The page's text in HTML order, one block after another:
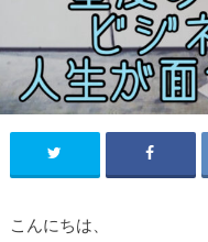
こんにちは、